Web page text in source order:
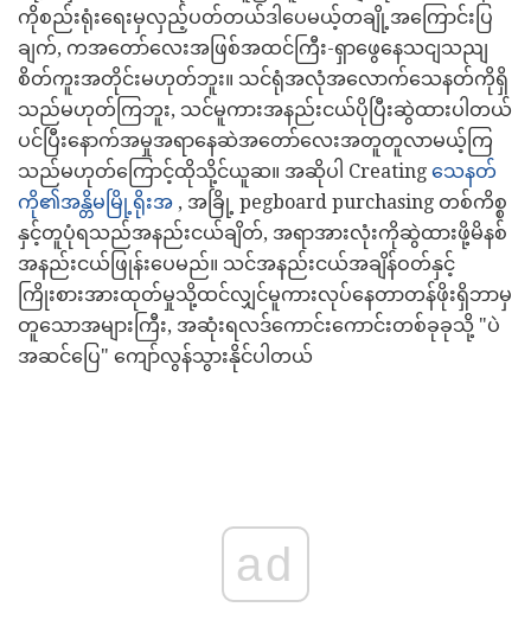
ကိုစည်းရုံးရေးမှလှည့်ပတ်တယ်ဒါပေမယ့်တချို့အကြောင်းပြ
ချက်, ကအတော်လေးအဖြစ်အထင်ကြီး-ရှာဖွေနေသငျသညျ
စိတ်ကူးအတိုင်းမဟုတ်ဘူး။ သင်ရုံအလုံအလောက်သေနတ်ကိုရှိ
သည်မဟုတ်ကြဘူး, သင်မူကားအနည်းငယ်ပိုပြီးဆွဲထားပါတယ်
ပင်ပြီးနောက်အမှုအရာနေဆဲအတော်လေးအတူတူလာမယ့်ကြ
သည်မဟုတ်ကြောင့်ထိုသို့င်ယူဆ။ အဆိုပါ Creating သေနတ်
ကို၏အန္တိမမြို့ရိုးအ , အခြို့ pegboard purchasing တစ်ကိစ္စ
နှင့်တူပုံရသည်အနည်းငယ်ချိတ်, အရာအားလုံးကိုဆွဲထားဖို့မိနစ်
အနည်းငယ်ဖြုန်းပေမည်။ သင်အနည်းငယ်အချိန်ဝတ်နှင့်
ကြိုးစားအားထုတ်မှုသို့ထင်လျှင်မူကားလုပ်နေတာတန်ဖိုးရှိဘာမှ
တူသောအများကြီး, အဆုံးရလဒ်ကောင်းကောင်းတစ်ခုခုသို့ "ပဲ
အဆင်ပြေ" ကျော်လွန်သွားနိုင်ပါတယ်
ad